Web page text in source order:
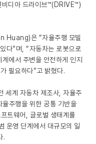
비디아 드라이브™(DRIVE™)
Huang)은 “자율주행 모빌
다”며, “자동차는 로봇으로
에서 주변을 안전하게 인지
필요하다”고 밝혔다.
세계 자동차 제조사, 자율주
주행을 위한 공통 기반을
트웨어, 글로벌 생태계를
운영 단계에서 대규모의 일
.